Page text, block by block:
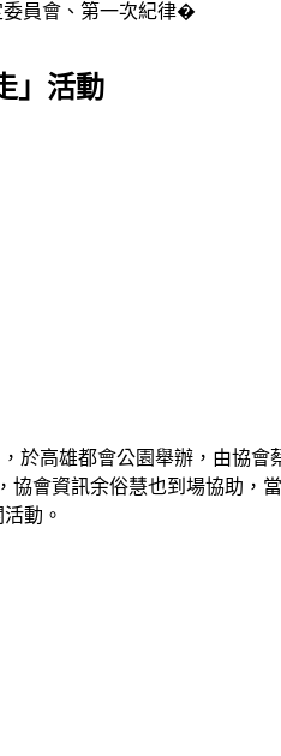
委員會、第一次紀律�
」活動
於高雄都會公園舉辦，由協會
協會資訊余俗慧也到場協助 ，
動。